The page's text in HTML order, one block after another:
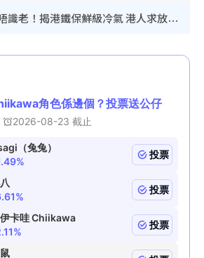
內地客歎港人唔識老！揭港鐵保鮮級冷氣 港人求放過：咪投訴